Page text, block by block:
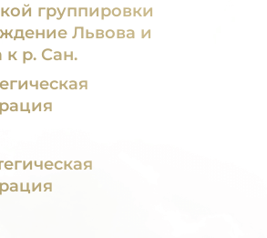
группировки
Львова и
р. Сан.